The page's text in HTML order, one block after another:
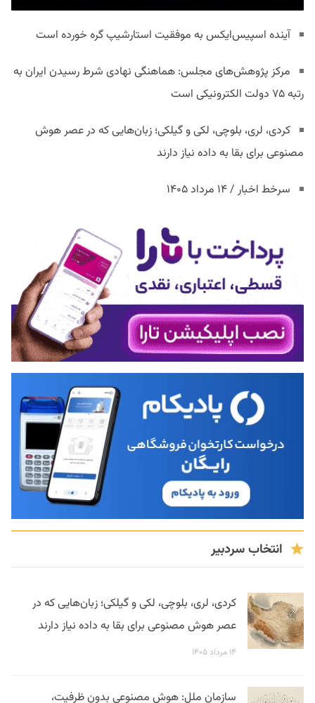
آینده اسپیس‌ایکس به موفقیت استارشیپ گره خورده است
مرکز پژوهش‌های مجلس: هماهنگی نهادی شرط رسیدن ایران به
رتبه ۷۵ دولت الکترونیکی است
کردی، لری، بلوچی، لکی و گیلکی؛ زبان‌هایی که در عصر هوش
مصنوعی برای بقا به داده نیاز دارند
سرخط اخبار / ۱۴ مرداد ۱۴۰۵
انتخاب سردبیر
کردی، لری، بلوچی، لکی و گیلکی؛ زبان‌هایی که در
عصر هوش مصنوعی برای بقا به داده نیاز دارند
۱۴ مرداد ۱۴۰۵
سازمان ملل: هوش مصنوعی بدون ظرفیت،